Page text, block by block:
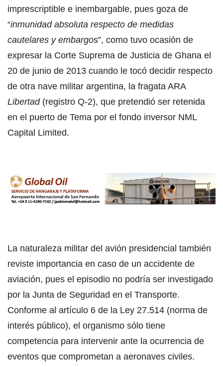
imprescriptible e inembargable, pues goza de
“inmunidad absoluta respecto de medidas
cautelares y embargos”, como tuvo ocasión de
expresar la Corte Suprema de Justicia de Ghana el
20 de junio de 2013 cuando le tocó decidir respecto
de otra nave militar argentina, la fragata ARA
Libertad(registro Q-2), que pretendió ser retenida
en el puerto de Tema por el fondo inversor NML
Capital Limited.
La naturaleza militar del avión presidencial también
reviste importancia en caso de un accidente de
aviación, pues el episodio no podría ser investigado
por la Junta de Seguridad en el Transporte.
Conforme al artículo 6 de la Ley 27.514 (norma de
interés público), el organismo sólo tiene
competencia para intervenir ante la ocurrencia de
eventos que comprometan a aeronaves civiles.